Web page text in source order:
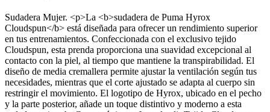
Sudadera Mujer. <p>La <b>sudadera de Puma Hyrox
Cloudspun</b> está diseñada para ofrecer un rendimiento superior
en tus entrenamientos. Confeccionada con el exclusivo tejido
Cloudspun, esta prenda proporciona una suavidad excepcional al
contacto con la piel, al tiempo que mantiene la transpirabilidad. El
diseño de media cremallera permite ajustar la ventilación según tus
necesidades, mientras que el corte ajustado se adapta al cuerpo sin
restringir el movimiento. El logotipo de Hyrox, ubicado en el pecho
y la parte posterior, añade un toque distintivo y moderno a esta